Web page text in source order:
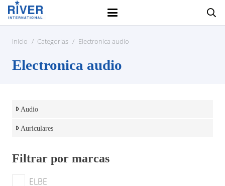
Inicio / Categorias / Electronica audio
Electronica audio
Audio
Auriculares
Filtrar por marcas
ELBE